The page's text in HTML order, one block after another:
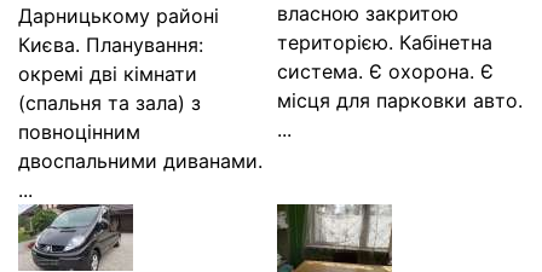
Дарницькому районі
Києва. Планування:
окремі дві кімнати
(спальня та зала) з
повноцінним
двоспальними диванами.
...
власною закритою
територією. Кабінетна
система. Є охорона. Є
місця для парковки авто.
...